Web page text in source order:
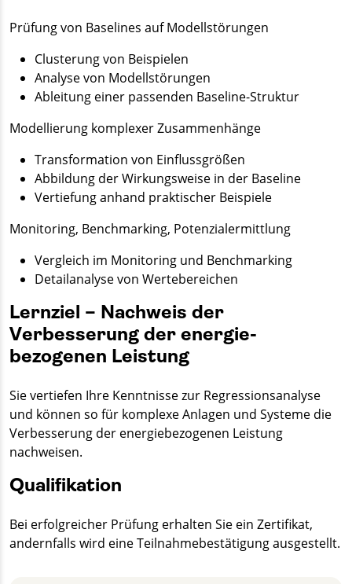
Prüfung von Baselines auf Modell­störungen
Clusterung von Beispielen
Analyse von Modell­störungen
Ableitung einer passenden Baseline-Struktur
Modellierung komplexer Zusammenhänge
Transformation von Einflussgrößen
Abbildung der Wirkungs­weise in der Baseline
Vertiefung anhand praktischer Beispiele
Monitoring, Bench­marking, Potenzial­ermittlung
Vergleich im Monitoring und Benchmarking
Detailanalyse von Wertebereichen
Lernziel – Nachweis der
Verbesserung der energie­
bezogenen Leistung
Sie vertiefen Ihre Kenntnisse zur Regressions­analyse
und können so für komplexe Anlagen und Systeme die
Verbesserung der energie­bezogenen Leistung
nachweisen.
Qualifikation
Bei erfolgreicher Prüfung erhalten Sie ein Zertifikat,
andernfalls wird eine Teilnahmebestätigung ausgestellt.